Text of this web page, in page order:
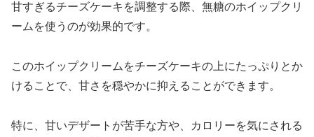
甘すぎるチーズケーキを調整する際、無糖のホイップクリ
ームを使うのが効果的です。
このホイップクリームをチーズケーキの上にたっぷりとか
けることで、甘さを穏やかに抑えることができます。
特に、甘いデザートが苦手な方や、カロリーを気にされる